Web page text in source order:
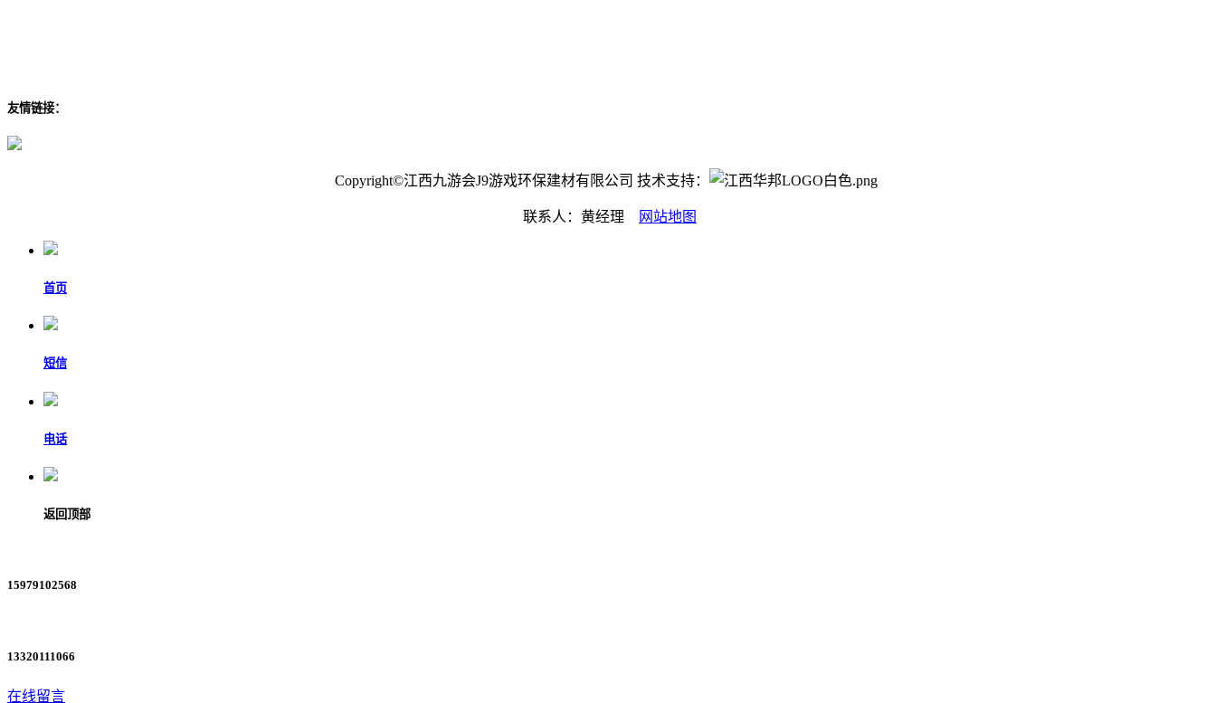
友情链接：
Copyright©江西九游会J9游戏环保建材有限公司 技术支持：
联系人：黄经理 网站地图
首页
短信
电话
返回顶部
15979102568
13320111066
在线留言